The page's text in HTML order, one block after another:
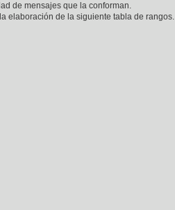
de mensajes que la conforman.
elaboración de la siguiente tabla de rangos.